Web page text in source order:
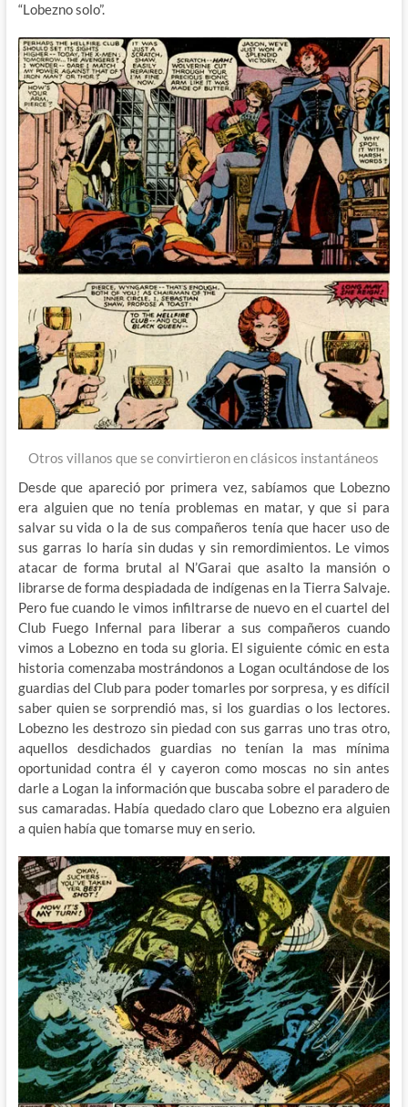
“Lobezno solo”.
Otros villanos que se convirtieron en clásicos instantáneos
Desde que apareció por primera vez, sabíamos que Lobezno
era alguien que no tenía problemas en matar, y que si para
salvar su vida o la de sus compañeros tenía que hacer uso de
sus garras lo haría sin dudas y sin remordimientos. Le vimos
atacar de forma brutal al N’Garai que asalto la mansión o
librarse de forma despiadada de indígenas en la Tierra Salvaje.
Pero fue cuando le vimos infiltrarse de nuevo en el cuartel del
Club Fuego Infernal para liberar a sus compañeros cuando
vimos a Lobezno en toda su gloria. El siguiente cómic en esta
historia comenzaba mostrándonos a Logan ocultándose de los
guardias del Club para poder tomarles por sorpresa, y es difícil
saber quien se sorprendió mas, si los guardias o los lectores.
Lobezno les destrozo sin piedad con sus garras uno tras otro,
aquellos desdichados guardias no tenían la mas mínima
oportunidad contra él y cayeron como moscas no sin antes
darle a Logan la información que buscaba sobre el paradero de
sus camaradas. Había quedado claro que Lobezno era alguien
a quien había que tomarse muy en serio.